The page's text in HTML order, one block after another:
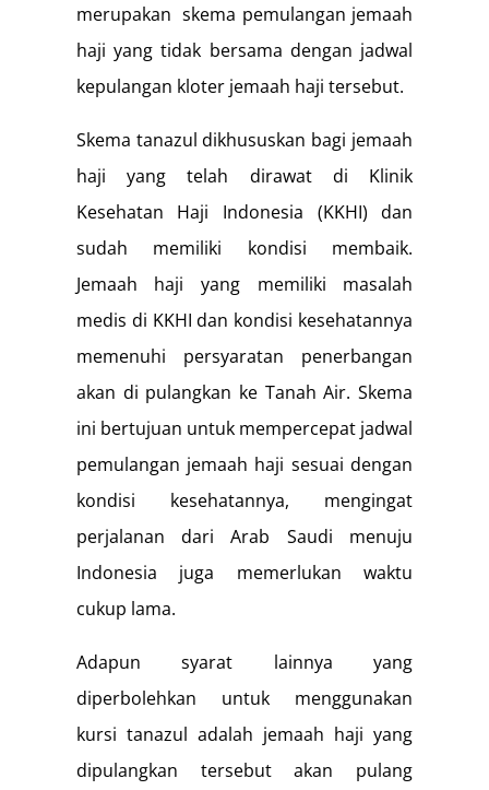
merupakan skema pemulangan jemaah
haji yang tidak bersama dengan jadwal
kepulangan kloter jemaah haji tersebut.
Skema tanazul dikhususkan bagi jemaah
haji yang telah dirawat di Klinik
Kesehatan Haji Indonesia (KKHI) dan
sudah memiliki kondisi membaik.
Jemaah haji yang memiliki masalah
medis di KKHI dan kondisi kesehatannya
memenuhi persyaratan penerbangan
akan di pulangkan ke Tanah Air. Skema
ini bertujuan untuk mempercepat jadwal
pemulangan jemaah haji sesuai dengan
kondisi kesehatannya, mengingat
perjalanan dari Arab Saudi menuju
Indonesia juga memerlukan waktu
cukup lama.
Adapun syarat lainnya yang
diperbolehkan untuk menggunakan
kursi tanazul adalah jemaah haji yang
dipulangkan tersebut akan pulang